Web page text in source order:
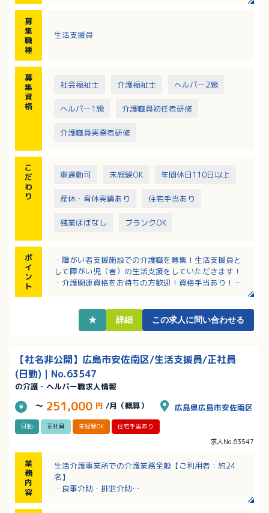
募
集
職
種
生活支援員
募
集
資
格
社会福祉士 介護福祉士 ヘルパー2級
ヘルパー1級 介護職員初任者研修
介護職員実務者研修
こ
だ
わ
り
車通勤可 未経験OK 年間休日110日以上
産休・育休実績あり 住宅手当あり
残業ほぼなし ブランクOK
ポ
イ
ン
ト
・障がい者支援施設での介護職を募集！生活支援員と
して障がい児（者）の生活支援をしていただきます！
・介護関連資格をお持ちの方歓迎！資格手当あり！
・高額退職金制度あり（入社6ヶ月後より）！将来も安
心です！
★ 詳細 この求人に問い合わせる
【社名非公開】広島市安佐南区/生活支援員/正社員
(日勤)｜No.63547
の介護・ヘルパー職求人情報
～ 251,000 円 /月（概算） 広島県広島市安佐南区
日勤 正社員 未経験OK 住宅手当あり
求人No.63547
業
務
内
容
生活介護事業所での介護業務全般【ご利用者：約24
名】
・食事介助・排泄介助